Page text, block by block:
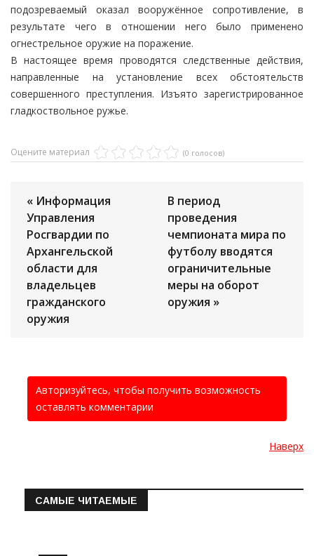
подозреваемый оказал вооружённое сопротивление, в
результате чего в отношении него было применено
огнестрельное оружие на поражение.
В настоящее время проводятся следственные действия,
направленные на установление всех обстоятельств
совершенного преступления. Изъято зарегистрированное
гладкоствольное ружье.
Оцените материал (0 голосов)
« Информация
Управления
Росгвардии по
Архангельской
области для
владельцев
гражданского
оружия
В период
проведения
чемпионата мира по
футболу вводятся
ограничительные
меры на оборот
оружия »
Авторизуйтесь, чтобы получить возможность
оставлять комментарии
Наверх
САМЫЕ ЧИТАЕМЫЕ